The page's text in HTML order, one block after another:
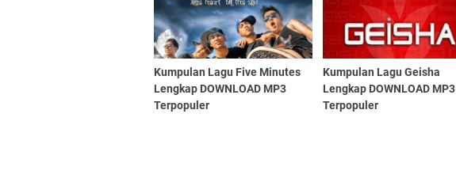
Kumpulan Lagu Five Minutes
Lengkap DOWNLOAD MP3
Terpopuler
Kumpulan Lagu Geisha
Lengkap DOWNLOAD MP3
Terpopuler